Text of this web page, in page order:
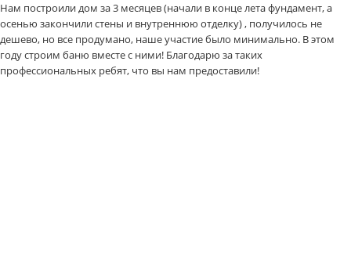
Нам построили дом за 3 месяцев (начали в конце лета фундамент, а
осенью закончили стены и внутреннюю отделку) , получилось не
дешево, но все продумано, наше участие было минимально. В этом
году строим баню вместе с ними! Благодарю за таких
профессиональных ребят, что вы нам предоставили!